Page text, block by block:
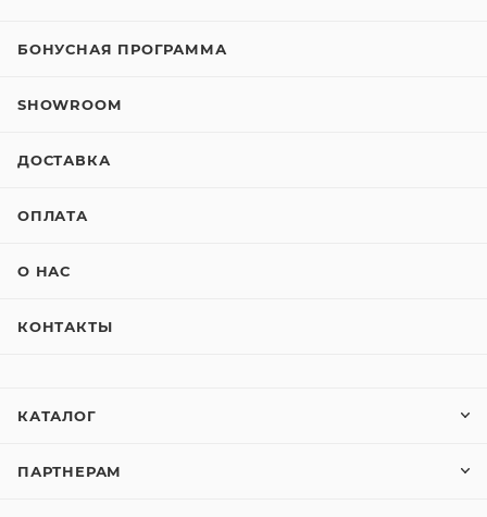
БОНУСНАЯ ПРОГРАММА
SHOWROOM
ДОСТАВКА
ОПЛАТА
О НАС
КОНТАКТЫ
КАТАЛОГ
ПАРТНЕРАМ